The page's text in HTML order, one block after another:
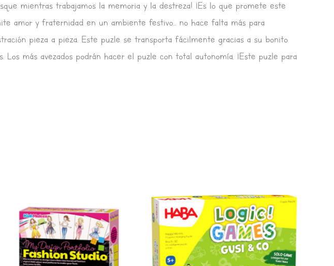
mientras trabajamos la memoria y la destreza! ¡Es lo que promete este
amor y fraternidad en un ambiente festivo… no hace falta más para
pieza a pieza. Este puzle se transporta fácilmente gracias a su bonito
más avezados podrán hacer el puzle con total autonomía. ¡Este puzle para